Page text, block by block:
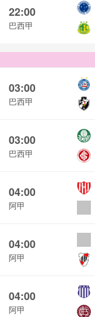
22:00
巴西甲
03:00
巴西甲
03:00
巴西甲
04:00
阿甲
04:00
阿甲
04:00
阿甲